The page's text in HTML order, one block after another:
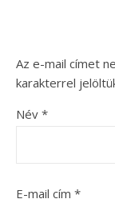
Az e-mail címet
karakterrel
Név *
E-mail cím *